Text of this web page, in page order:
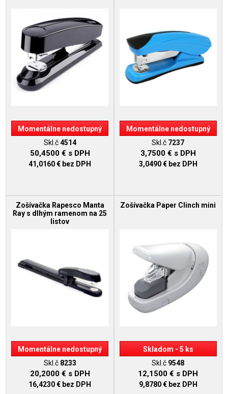
Momentálne nedostupný
Skl.č4514
50,4500 € s DPH
41,0160 € bez DPH
Momentálne nedostupný
Skl.č 7237
3,7500 € s DPH
3,0490 € bez DPH
Zošívačka Rapesco Manta
Ray s dlhým ramenom na 25
listov
Momentálne nedostupný
Skl.č 8233
20,2000 € s DPH
16,4230 € bez DPH
Zošívačka Paper Clinch mini
Skladom - 5 ks
Skl.č 9548
12,1500 € s DPH
9,8780 € bez DPH